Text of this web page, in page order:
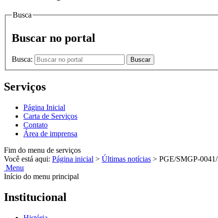
Busca
Buscar no portal
Busca: Buscar
Serviços
Página Inicial
Carta de Serviços
Contato
Área de imprensa
Fim do menu de serviços
Você está aqui: Página inicial > Últimas notícias > PGE/SMGP-
Menu
Início do menu principal
Institucional